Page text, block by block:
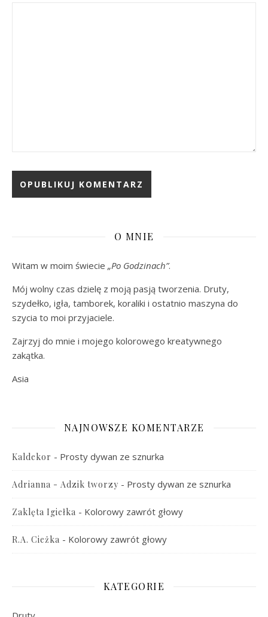
O MNIE
Witam w moim świecie „Po Godzinach”.
Mój wolny czas dzielę z moją pasją tworzenia. Druty,
szydełko, igła, tamborek, koraliki i ostatnio maszyna do
szycia to moi przyjaciele.
Zajrzyj do mnie i mojego kolorowego kreatywnego
zakątka.
Asia
NAJNOWSZE KOMENTARZE
Kaldekor - Prosty dywan ze sznurka
Adrianna - Adzik tworzy - Prosty dywan ze sznurka
Zaklęta Igiełka - Kolorowy zawrót głowy
R.A. Cieżka - Kolorowy zawrót głowy
KATEGORIE